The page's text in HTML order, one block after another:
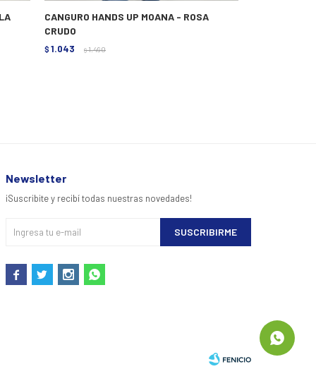
CANGURO HANDS UP MOANA - ROSA
CRUDO
$ 1.043 $ 1.490
Newsletter
¡Suscribite y recibí todas nuestras novedades!
SUSCRIBIRME
   